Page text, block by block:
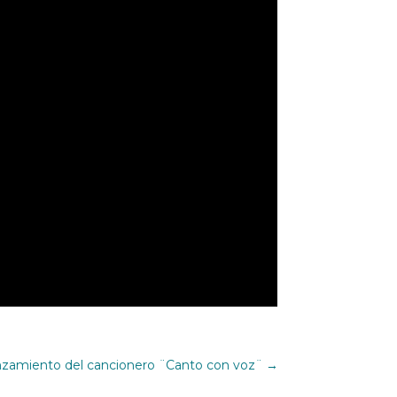
del cancionero ¨Canto con voz¨ →